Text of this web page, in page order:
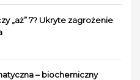
„aż” 7? Ukryte zagrożenie
– biochemiczny